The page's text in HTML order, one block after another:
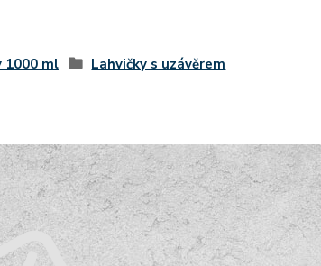
1000 ml Lahvičky s uzávěrem